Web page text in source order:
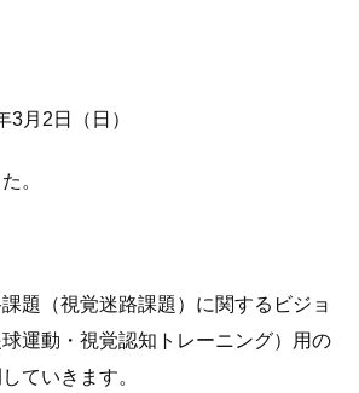
3月2日（日）
。
題（視覚迷路課題）に関するビジョ
運動・視覚認知トレーニング）用の
ていきます。